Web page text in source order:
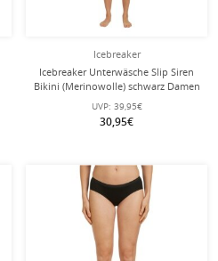
Icebreaker
Icebreaker Unterwäsche Slip Siren
Bikini (Merinowolle) schwarz Damen
UVP: 39,95€
30,95€